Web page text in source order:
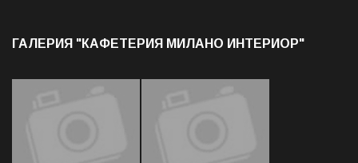
ГАЛЕРИЯ "КАФЕТЕРИЯ МИЛАНО ИНТЕРИОР"